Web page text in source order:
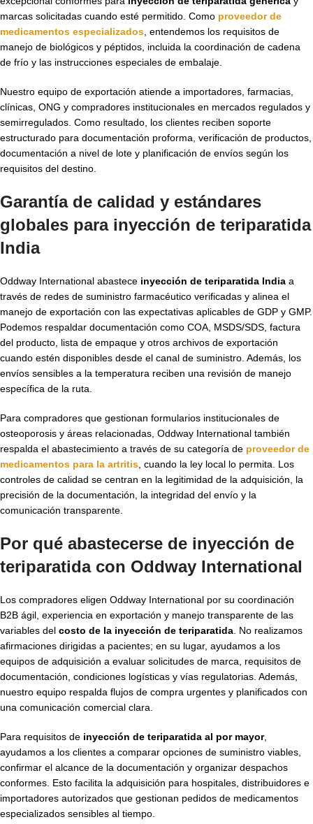
marcas solicitadas cuando esté permitido. Como proveedor de
medicamentos especializados , entendemos los requisitos de
manejo de biológicos y péptidos, incluida la coordinación de cadena
de frío y las instrucciones especiales de embalaje.
Nuestro equipo de exportación atiende a importadores, farmacias,
clínicas, ONG y compradores institucionales en mercados regulados y
semirregulados. Como resultado, los clientes reciben soporte
estructurado para documentación proforma, verificación de productos,
documentación a nivel de lote y planificación de envíos según los
requisitos del destino.
Garantía de calidad y estándares
globales para inyección de teriparatida
India
Oddway International abastece inyección de teriparatida India a
través de redes de suministro farmacéutico verificadas y alinea el
manejo de exportación con las expectativas aplicables de GDP y GMP.
Podemos respaldar documentación como COA, MSDS/SDS, factura
del producto, lista de empaque y otros archivos de exportación
cuando estén disponibles desde el canal de suministro. Además, los
envíos sensibles a la temperatura reciben una revisión de manejo
específica de la ruta.
Para compradores que gestionan formularios institucionales de
osteoporosis y áreas relacionadas, Oddway International también
respalda el abastecimiento a través de su categoría de proveedor de
medicamentos para la artritis , cuando la ley local lo permita. Los
controles de calidad se centran en la legitimidad de la adquisición, la
precisión de la documentación, la integridad del envío y la
comunicación transparente.
Por qué abastecerse de inyección de
teriparatida con Oddway International
Los compradores eligen Oddway International por su coordinación
B2B ágil, experiencia en exportación y manejo transparente de las
variables del costo de la inyección de teriparatida . No realizamos
afirmaciones dirigidas a pacientes; en su lugar, ayudamos a los
equipos de adquisición a evaluar solicitudes de marca, requisitos de
documentación, condiciones logísticas y vías regulatorias. Además,
nuestro equipo respalda flujos de compra urgentes y planificados con
una comunicación comercial clara.
Para requisitos de inyección de teriparatida al por mayor,
ayudamos a los clientes a comparar opciones de suministro viables,
confirmar el alcance de la documentación y organizar despachos
conformes. Esto facilita la adquisición para hospitales, distribuidores e
importadores autorizados que gestionan pedidos de medicamentos
especializados sensibles al tiempo.